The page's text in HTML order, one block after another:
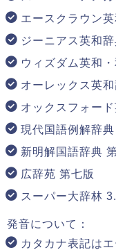
エースクラウン
ジーニアス英和
ウィズダム英和
オーレックス英
オックスフォー
現代国語例解辞典
新明解国語辞典
広辞苑 第七版
スーパー大辞林
発音について：
カタカナ表記は